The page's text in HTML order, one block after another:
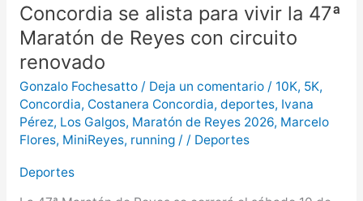
Concordia se alista para vivir la 47ª
Maratón de Reyes con circuito
renovado
Gonzalo Fochesatto / Deja un comentario / 10K, 5K,
Concordia, Costanera Concordia, deportes, Ivana
Pérez, Los Galgos, Maratón de Reyes 2026, Marcelo
Flores, MiniReyes, running/ / Deportes
Deportes